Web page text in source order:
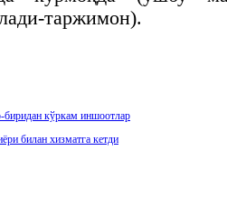
таржимон).